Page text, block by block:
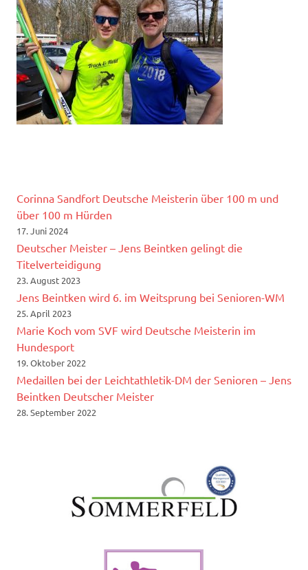
Corinna Sandfort Deutsche Meisterin über 100 m und
über 100 m Hürden
17. Juni 2024
Deutscher Meister – Jens Beintken gelingt die
Titelverteidigung
23. August 2023
Jens Beintken wird 6. im Weitsprung bei Senioren-WM
25. April 2023
Marie Koch vom SVF wird Deutsche Meisterin im
Hundesport
19. Oktober 2022
Medaillen bei der Leichtathletik-DM der Senioren – Jens
Beintken Deutscher Meister
28. September 2022